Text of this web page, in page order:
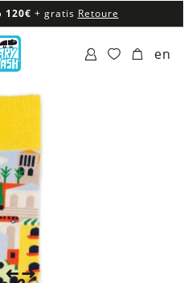
120€ + gratis Retoure
Sortiment
120€
en